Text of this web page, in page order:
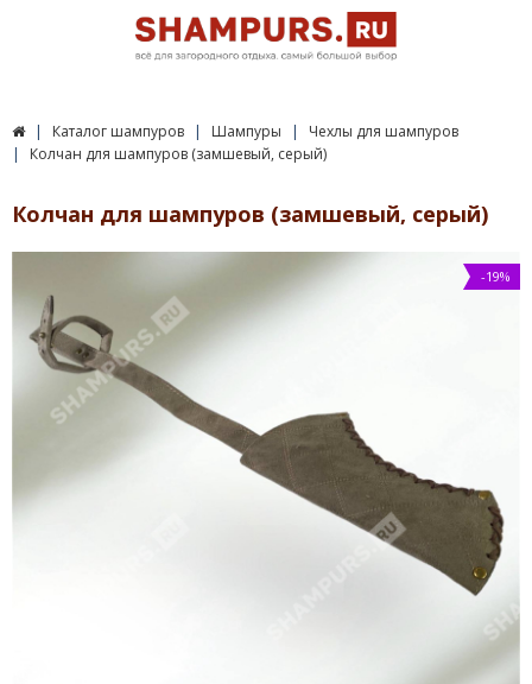
Каталог шампуров Шампуры
Чехлы для шампуров
Колчан для шампуров (замшевый, серый)
Колчан для шампуров (замшевый, серый)
-19%